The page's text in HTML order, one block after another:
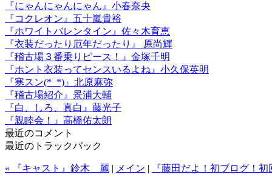
『にゃんにゃんにゃん』小春奈央
『コクレオン』五十嵐貴裕
『ホワイトバレンタイン』佐々木育恵
『衣装だったり厄年だったり』 原尚輝
『稽古場３番乗りピース！』金塚千明
『ホント衣装ってセンスいるよね』小久保英明
『寒スン(*_*)』北原麻弥
『稽古場紹介』景浦大輔
『白、しろ、真白』藤光子
『親睦会！』高橋佑太朗
最近のコメント
最近のトラックバック
« 『キャスト』鈴木 麗 | メイン | 『藤田だよ！初ブログ！